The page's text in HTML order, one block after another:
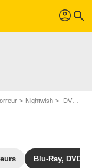
profil search
Nightwish DVD Nightwish
Blu-Ray, DVD